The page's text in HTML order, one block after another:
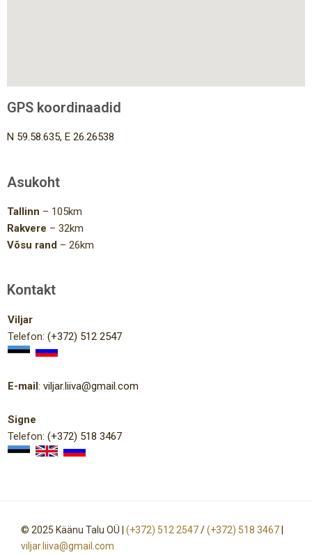
GPS koordinaadid
N 59.58.635, E 26.26538
Asukoht
Tallinn – 105km
Rakvere – 32km
Võsu rand – 26km
Kontakt
Viljar
Telefon: (+372) 512 2547
E-mail: viljar.liiva@gmail.com
Signe
Telefon: (+372) 518 3467
© 2025 Käänu Talu OÜ | (+372) 512 2547/(+372) 518 3467
viljar.liiva@gmail.com